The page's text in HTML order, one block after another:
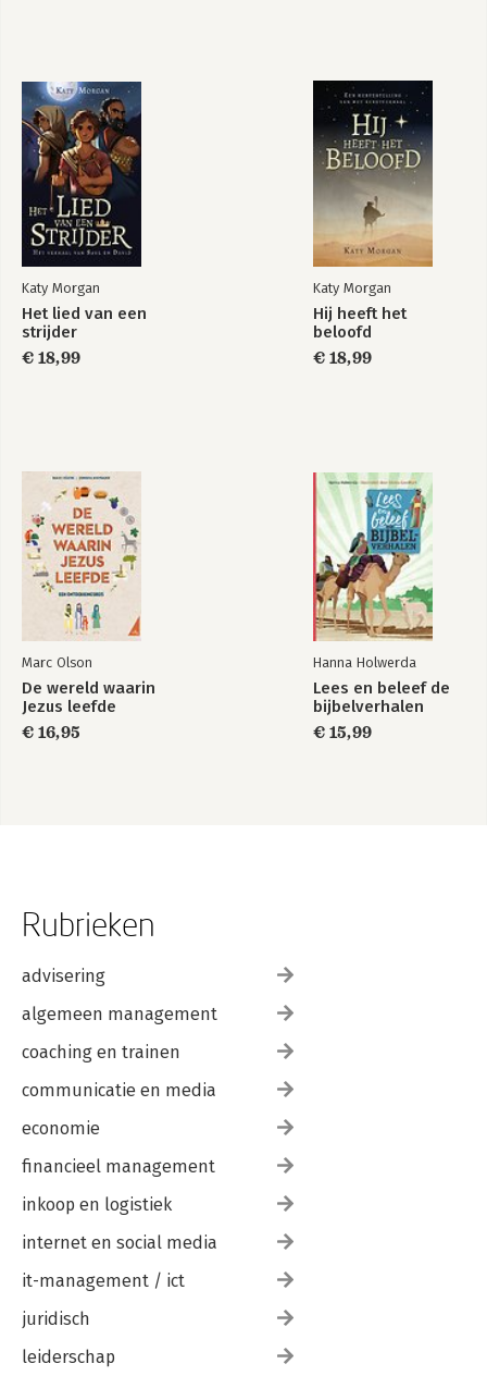
Katy Morgan
Het lied van een
strijder
€ 18,99
Katy Morgan
Hij heeft het
beloofd
€ 18,99
Marc Olson
De wereld waarin
Jezus leefde
€ 16,95
Hanna Holwerda
Lees en beleef de
bijbelverhalen
€ 15,99
Rubrieken
advisering
algemeen management
coaching en trainen
communicatie en media
economie
financieel management
inkoop en logistiek
internet en social media
it-management / ict
juridisch
leiderschap